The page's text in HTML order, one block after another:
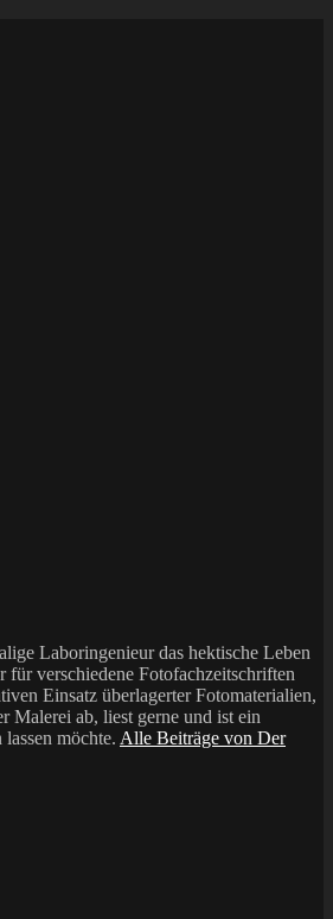
Laboringenieur das hektische Leben
verschiedene Fotofachzeitschriften
Einsatz überlagerter Fotomaterialien,
Malerei ab, liest gerne und ist ein
möchte. Alle Beiträge von Der